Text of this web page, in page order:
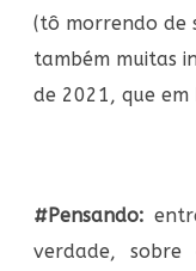
(tô morrendo de
também muitas
de 2021, que
#Pensando:
verdade, sobre